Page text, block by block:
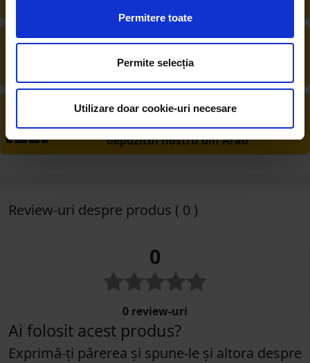
Permitere toate
Permite selecția
Utilizare doar cookie-uri necesare
DESCHIDERE COLET
La livrare, verifici produsele împreună cu
șoferul înainte de a face plata
PRODUSE DIN STOC
Livrăm rapid, avem toate produsele în
depozitul nostru din Arad
Review-uri despre produs ( 0 )
0
0 review-uri
Ai folosit acest produs?
Exprimă-ți părerea și spune-le și altora despre